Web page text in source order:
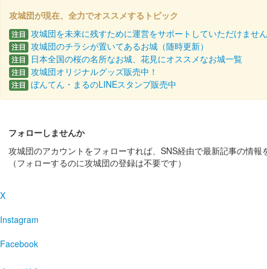
攻城団が現在、全力でオススメするトピック
注目 攻城団を未来に残すために運営をサポートしていただけませ
注目 攻城団のチラシが置いてあるお城（随時更新）
注目 日本全国の桜の名所なお城、花見にオススメなお城一覧
注目 攻城団オリジナルグッズ販売中！
注目 ぼんてん・まるのLINEスタンプ販売中
フォローしませんか
攻城団のアカウントをフォローすれば、SNS経由で最新記事の情報
（フォローするのに攻城団の登録は不要です）
X
Instagram
Facebook